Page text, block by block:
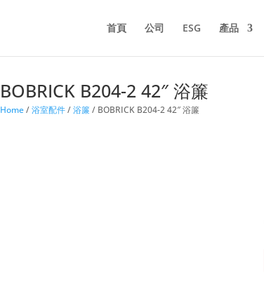
首頁 公司 ESG 產品
BOBRICK B204-2 42″ 浴簾
Home/浴室配件/浴簾/ BOBRICK B204-2 42″ 浴簾